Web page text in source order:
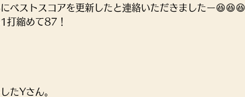
ベストスコアを更新したと連絡いただきましたー😆😆😆
打縮めて87！
たYさん。